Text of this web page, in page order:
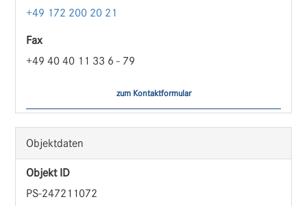
+49 172 200 20 21
Fax
+49 40 40 11 33 6 - 79
zum Kontaktformular
Objektdaten
Objekt ID
PS-247211072